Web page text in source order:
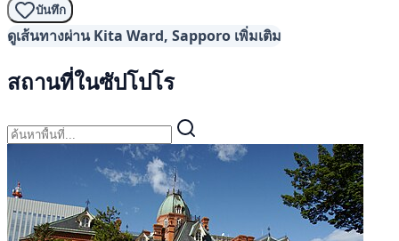
บันทึก
ดูเส้นทางผ่าน Kita Ward, Sapporo เพิ่มเติม
สถานที่ในซัปโปโร